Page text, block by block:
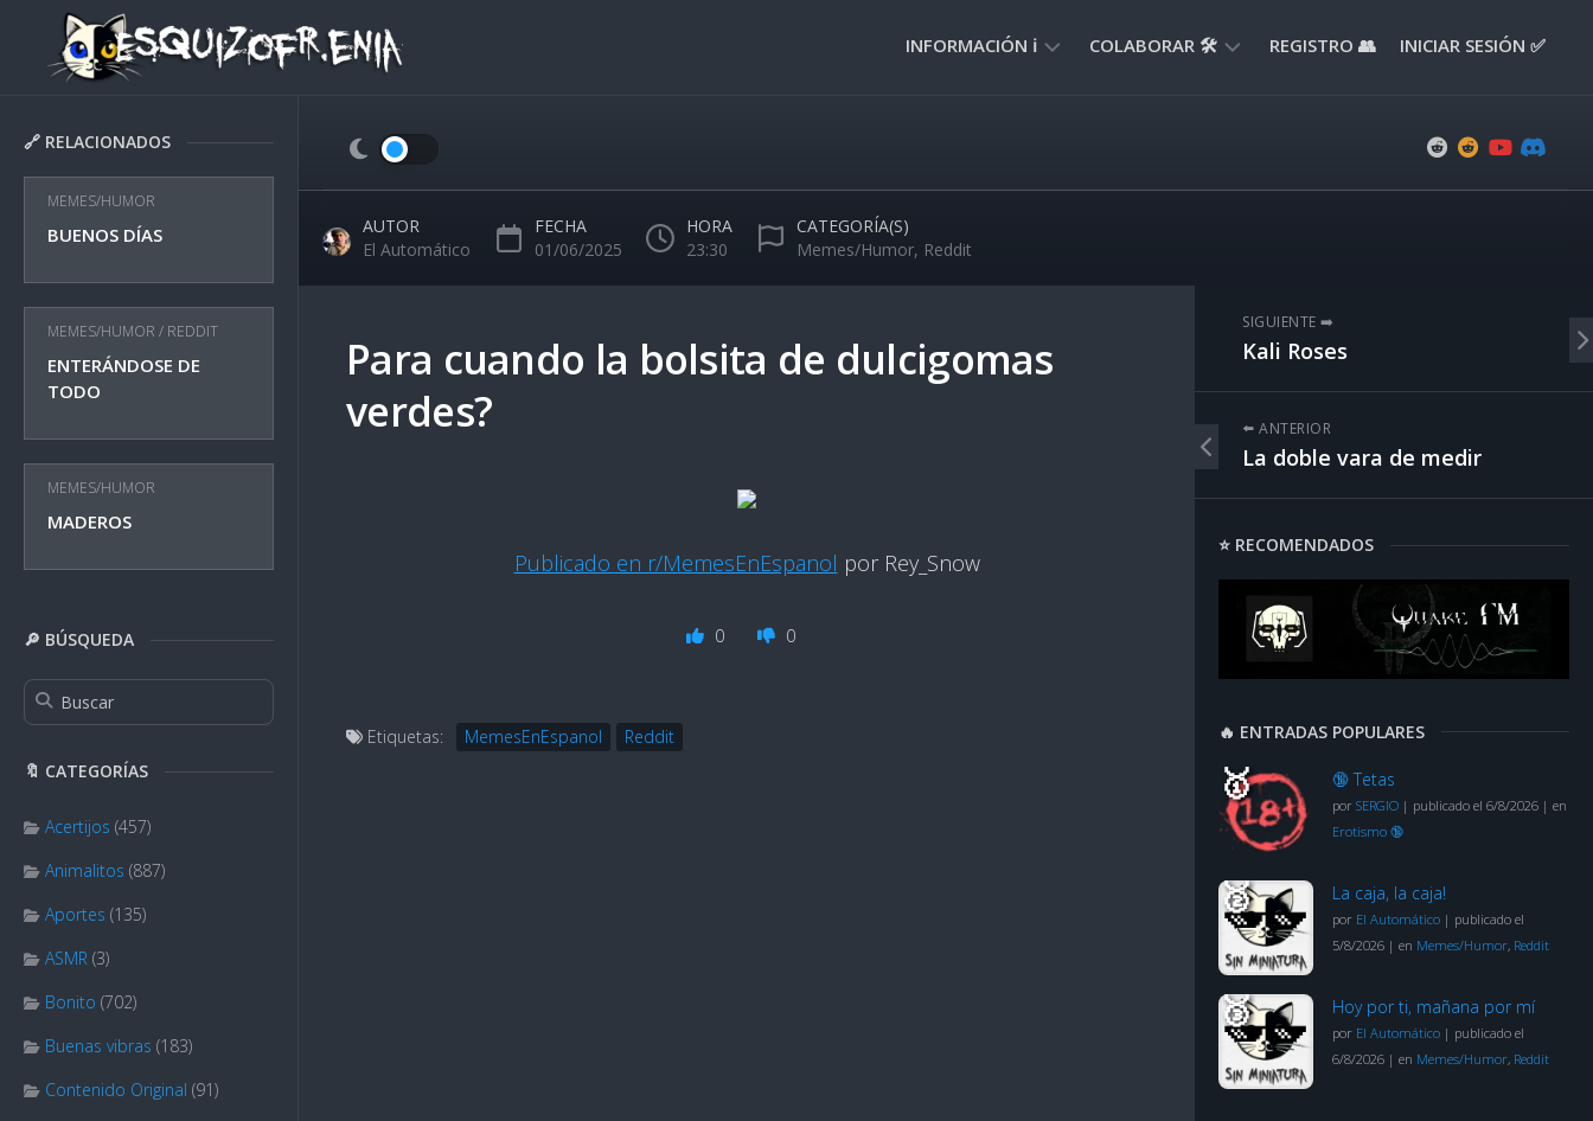
content
INFORMACIÓN ℹ️
NORMAS
USO
🚸
COLABORAR 🛠️ REGISTRO 👥 INICIAR SESIÓN ✅
🔗 RELACIONADOS
MEMES/HUMOR
BUENOS DÍAS
MEMES/HUMOR / REDDIT
ENTERÁNDOSE DE
TODO
MEMES/HUMOR
MADEROS
🔎 BÚSQUEDA
🔖 CATEGORÍAS
Acertijos (457)
Animalitos (887)
Aportes (135)
ASMR (3)
Bonito (702)
Buenas vibras (183)
Contenido Original (91)
AUTOR
El Automático
FECHA
01/06/2025
HORA
23:30
CATEGORÍA(S)
Memes/Humor, Reddit
Para cuando la bolsita de dulcigomas
verdes?
Publicado en r/MemesEnEspanol por Rey_Snow
0 0
Etiquetas: MemesEnEspanol Reddit
SIGUIENTE ➡️
Kali Roses
⬅️ ANTERIOR
La doble vara de medir
⭐ RECOMENDADOS
🔥 ENTRADAS POPULARES
🔞 Tetas
por SERGIO | publicado el 6/8/2026 | en
Erotismo 🔞
La caja, la caja!
por El Automático | publicado el
5/8/2026 | en Memes/Humor, Reddit
Hoy por ti, mañana por mí
por El Automático | publicado el
6/8/2026 | en Memes/Humor, Reddit